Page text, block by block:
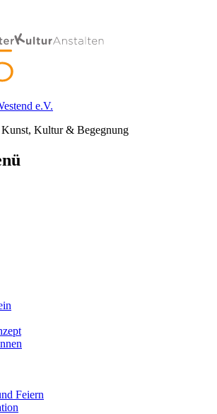
e.V.
Kultur & Begegnung
Feiern